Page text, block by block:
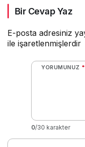
Bir Cevap Yaz
E-posta adresiniz
ile işaretlenmişlerdir
YORUMUNUZ *
0/30 karakter